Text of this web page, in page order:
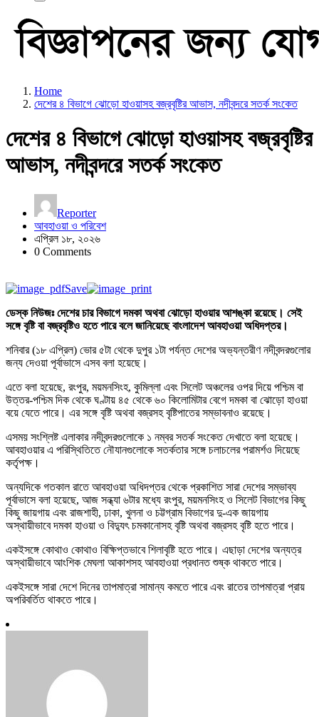
Home
দেশের ৪ বিভাগে ঝোড়ো হাওয়াসহ বজ্রবৃষ্টির আভাস, নদীবন্দরে সতর্ক সংকেত
দেশের ৪ বিভাগে ঝোড়ো হাওয়াসহ বজ্রবৃষ্টির
আভাস, নদীবন্দরে সতর্ক সংকেত
Reporter
আবহাওয়া ও পরিবেশ
এপ্রিল ১৮, ২০২৬
0 Comments
Save
ডেস্ক নিউজঃ দেশের চার বিভাগে দমকা অথবা ঝোড়ো হাওয়ার আশঙ্কা রয়েছে। সেই
সঙ্গে বৃষ্টি বা বজ্রবৃষ্টিও হতে পারে বলে জানিয়েছে বাংলাদেশ আবহাওয়া অধিদপ্তর।
শনিবার (১৮ এপ্রিল) ভোর ৫টা থেকে দুপুর ১টা পর্যন্ত দেশের অভ্যন্তরীণ নদীবন্দরগুলোর
জন্য দেওয়া পূর্বাভাসে এসব বলা হয়েছে।
এতে বলা হয়েছে, রংপুর, ময়মনসিংহ, কুমিল্লা এবং সিলেট অঞ্চলের ওপর দিয়ে পশ্চিম বা
উত্তর-পশ্চিম দিক থেকে ঘণ্টায় ৪৫ থেকে ৬০ কিলোমিটার বেগে দমকা বা ঝোড়ো হাওয়া
বয়ে যেতে পারে। এর সঙ্গে বৃষ্টি অথবা বজ্রসহ বৃষ্টিপাতের সম্ভাবনাও রয়েছে।
এসময় সংশ্লিষ্ট এলাকার নদীবন্দরগুলোকে ১ নম্বর সতর্ক সংকেত দেখাতে বলা হয়েছে।
আবহাওয়ার এ পরিস্থিতিতে নৌযানগুলোকে সতর্কতার সঙ্গে চলাচলের পরামর্শও দিয়েছে
কর্তৃপক্ষ।
অন্যদিকে গতকাল রাতে আবহাওয়া অধিদপ্তর থেকে প্রকাশিত সারা দেশের সম্ভাব্য
পূর্বাভাসে বলা হয়েছে, আজ সন্ধ্যা ৬টার মধ্যে রংপুর, ময়মনসিংহ ও সিলেট বিভাগের কিছু
কিছু জায়গায় এবং রাজশাহী, ঢাকা, খুলনা ও চট্টগ্রাম বিভাগের দু-এক জায়গায়
অস্থায়ীভাবে দমকা হাওয়া ও বিদ্যুৎ চমকানোসহ বৃষ্টি অথবা বজ্রসহ বৃষ্টি হতে পারে।
একইসঙ্গে কোথাও কোথাও বিক্ষিপ্তভাবে শিলাবৃষ্টি হতে পারে। এছাড়া দেশের অন্যত্র
অস্থায়ীভাবে আংশিক মেঘলা আকাশসহ আবহাওয়া প্রধানত শুষ্ক থাকতে পারে।
একইসঙ্গে সারা দেশে দিনের তাপমাত্রা সামান্য কমতে পারে এবং রাতের তাপমাত্রা প্রায়
অপরিবর্তিত থাকতে পারে।